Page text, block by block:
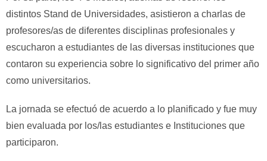
distintos Stand de Universidades, asistieron a charlas de
profesores/as de diferentes disciplinas profesionales y
escucharon a estudiantes de las diversas instituciones que
contaron su experiencia sobre lo significativo del primer año
como universitarios.
La jornada se efectuó de acuerdo a lo planificado y fue muy
bien evaluada por los/las estudiantes e Instituciones que
participaron.